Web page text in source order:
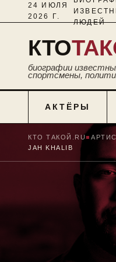
24 ИЮЛЯ
2026 Г.
ЛЮДЕЙ
КТО
биографии
спортсмены,
АКТЁРЫ
КТО ТАКОЙ.RU■
JAH KHALIB